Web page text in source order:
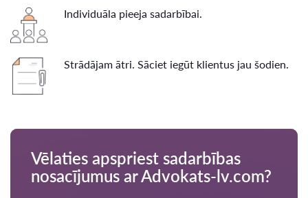
Individuāla pieeja sadarbībai.
Strādājam ātri. Sāciet iegūt klientus jau šodien.
Vēlaties apspriest sadarbības
nosacījumus ar Advokats-lv.com?